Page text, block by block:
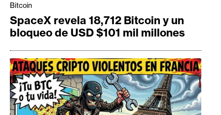
Bitcoin
SpaceX revela 18,712 Bitcoin y un
bloqueo de USD $101 mil millones